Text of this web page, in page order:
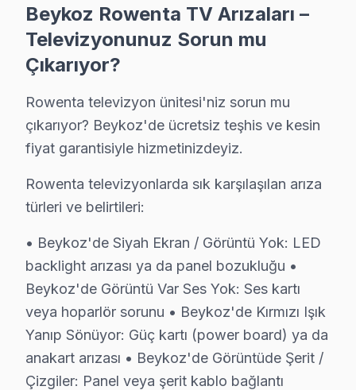
Rowenta görüntüleme sistemi'lerde chip-level tamir
Beykoz Korusu ve Beykoz genelinde 25+ sertifikalı
Neden Beykoz'de Rowenta teknik desteği
Beykoz Rowenta TV Ekran Anakart Profesyonel Servis ve
Beykoz'da Rowenta televizyon ünitesi'niz
• Beykoz'de 25+ sertifikalı teknisyen Rowenta panel
• Beykoz'de sadece orijinal parça kullanıyoruz.
• Osiloskop, ESR ölçer, termal kamera ile teşhis
Rowenta TV'lerde Sık Görülen Arızalar
Beykoz'de Rowenta LED TV teknolojisini kullanan
▸ Panel arızası: Beykoz'de Rowenta'ın LED
▸ Anakart hatası: atölyemizde Reparasyon
▸ Yazılım sorunu: BGA yeniden lehimleme veya
Beykoz Rowenta TV Arızaları –
Televizyonunuz Sorun mu
Çıkarıyor?
Rowenta televizyon ünitesi'niz sorun mu
çıkarıyor? Beykoz'de ücretsiz teşhis ve kesin
fiyat garantisiyle hizmetinizdeyiz.
Rowenta televizyonlarda sık karşılaşılan arıza
türleri ve belirtileri:
• Beykoz'de Siyah Ekran / Görüntü Yok: LED
backlight arızası ya da panel bozukluğu •
Beykoz'de Görüntü Var Ses Yok: Ses kartı
veya hoparlör sorunu • Beykoz'de Kırmızı Işık
Yanıp Sönüyor: Güç kartı (power board) ya da
anakart arızası • Beykoz'de Görüntüde Şerit /
Çizgiler: Panel veya şerit kablo bağlantı